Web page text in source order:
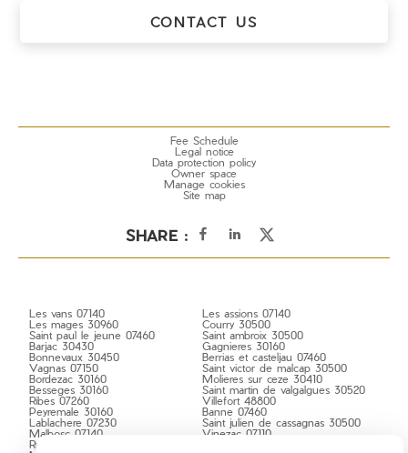
CONTACT US
Fee Schedule
Legal notice
Data protection policy
Owner space
Manage cookies
Site map
SHARE :
Les vans 07140
Les assions 07140
Les mages 30960
Courry 30500
Saint paul le jeune 07460
Saint ambroix 30500
Barjac 30430
Gagnieres 30160
Bonnevaux 30450
Berrias et casteljau 07460
Vagnas 07150
Saint victor de malcap 30500
Bordezac 30160
Molieres sur ceze 30410
Besseges 30160
Saint martin de valgalgues 30520
Ribes 07260
Villefort 48800
Peyremale 30160
Banne 07460
Lablachere 07230
Saint julien de cassagnas 30500
Malbosc 07140
Vinezac 07110
Ruoms 07120